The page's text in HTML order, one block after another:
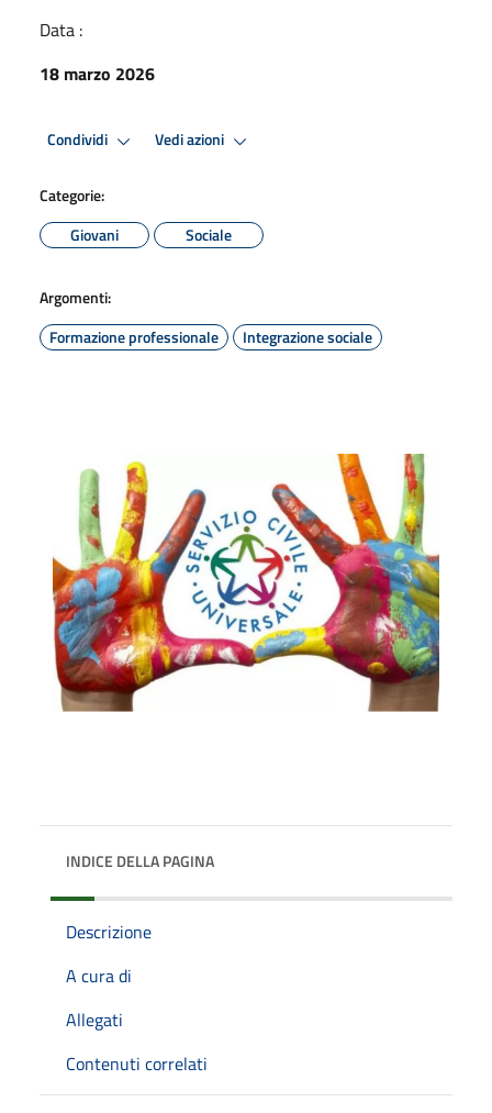
Data :
18 marzo 2026
Condividi Vedi azioni
Categorie:
Giovani
Sociale
Argomenti:
Formazione professionale
Integrazione sociale
INDICE DELLA PAGINA
Descrizione
A cura di
Allegati
Contenuti correlati